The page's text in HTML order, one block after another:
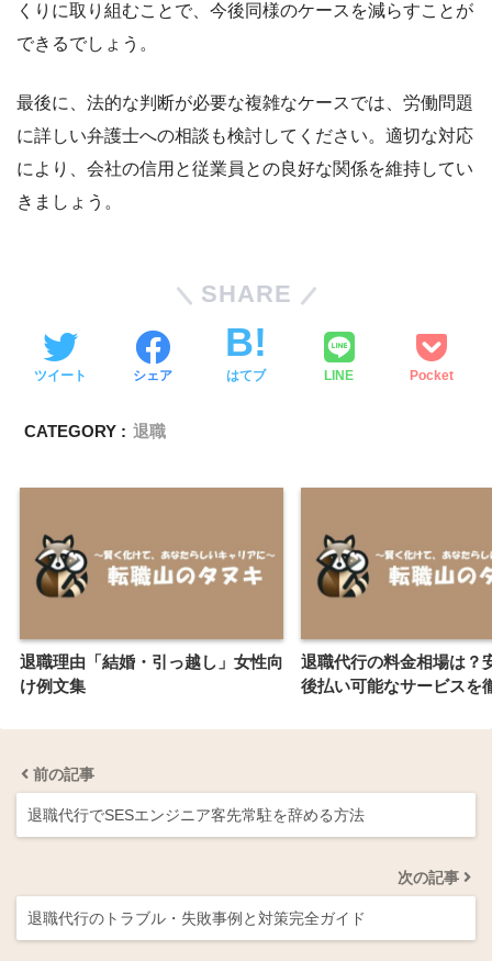
くりに取り組むことで、今後同様のケースを減らすことが
できるでしょう。
最後に、法的な判断が必要な複雑なケースでは、労働問題
に詳しい弁護士への相談も検討してください。適切な対応
により、会社の信用と従業員との良好な関係を維持してい
きましょう。
SHARE
ツイート シェア はてブ LINE Pocket
CATEGORY : 退職
退職理由「結婚・引っ越し」女性向
け例文集
退職代行の料金相場は？
後払い可能なサービスを
前の記事
退職代行でSESエンジニア客先常駐を辞める方法
次の記事
退職代行のトラブル・失敗事例と対策完全ガイド